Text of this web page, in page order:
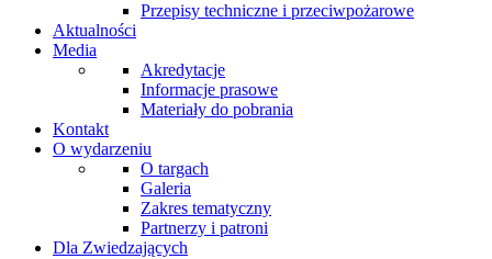
Przepisy techniczne i przeciwpożarowe
Aktualności
Media
Akredytacje
Informacje prasowe
Materiały do pobrania
Kontakt
O wydarzeniu
O targach
Galeria
Zakres tematyczny
Partnerzy i patroni
Dla Zwiedzających